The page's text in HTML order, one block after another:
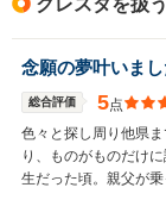
念願の夢叶いまし
総合評価 5点
色々と探し周り他県
り、ものがものだけ
生だった頃。親父が